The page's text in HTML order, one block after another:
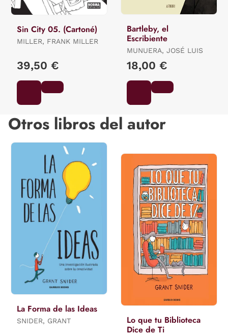
Sin City 05. (Cartoné)
MILLER, FRANK MILLER
39,50 €
Bartleby, el
Escribiente
MUNUERA, JOSÉ LUIS
18,00 €
Otros libros del autor
La Forma de las Ideas
SNIDER, GRANT
Lo que tu Biblioteca
Dice de Ti